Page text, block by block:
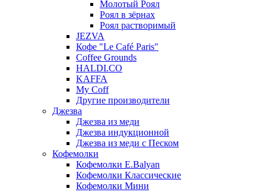
Молотый Роял
Роял в зёрнах
Роял растворимый
JEZVA
Кофе "Le Café Paris"
Coffee Grounds
HALDI.CO
KAFFA
My Coff
Другие производители
Джезва
Джезва из меди
Джезва индукционной
Джезва из меди с Песком
Кофемолки
Кофемолки E.Balyan
Кофемолки Классические
Кофемолки Мини